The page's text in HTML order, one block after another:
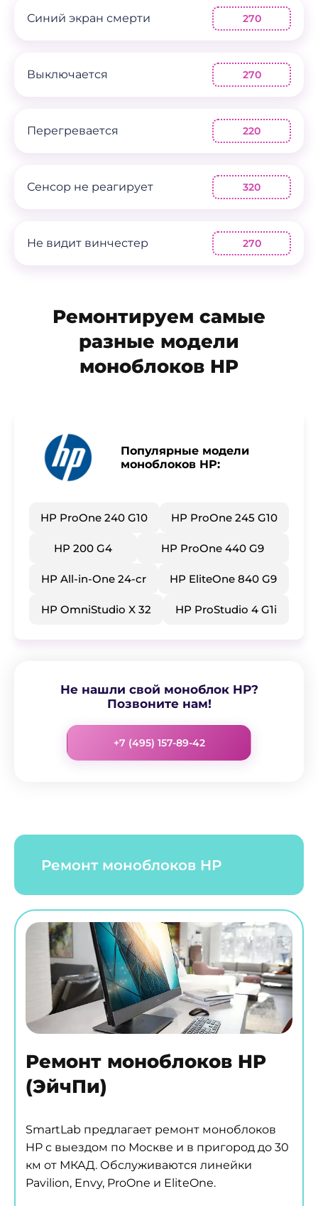
Синий экран смерти 270
Выключается 270
Перегревается 220
Сенсор не реагирует 320
Не видит винчестер 270
Ремонтируем самые
разные модели
моноблоков HP
Популярные модели
моноблоков HP:
HP ProOne 240 G10 ​HP ProOne 245 G10
​HP 200 G4 ​HP ProOne 440 G9
​HP All-in-One 24-cr ​HP EliteOne 840 G9
​HP OmniStudio X 32 ​HP ProStudio 4 G1i
Не нашли свой моноблок HP?
Позвоните нам!
+7 (495) 157-89-42
Ремонт моноблоков HP
Ремонт моноблоков HP
(ЭйчПи)
SmartLab предлагает ремонт моноблоков
HP с выездом по Москве и в пригород до 30
км от МКАД. Обслуживаются линейки
Pavilion, Envy, ProOne и EliteOne.